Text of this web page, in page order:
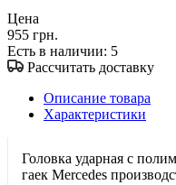
Цена
955 грн.
Есть в наличии: 5
Рассчитать доставку
Описание товара
Характеристики
Головка ударная с
гаек Mercedes